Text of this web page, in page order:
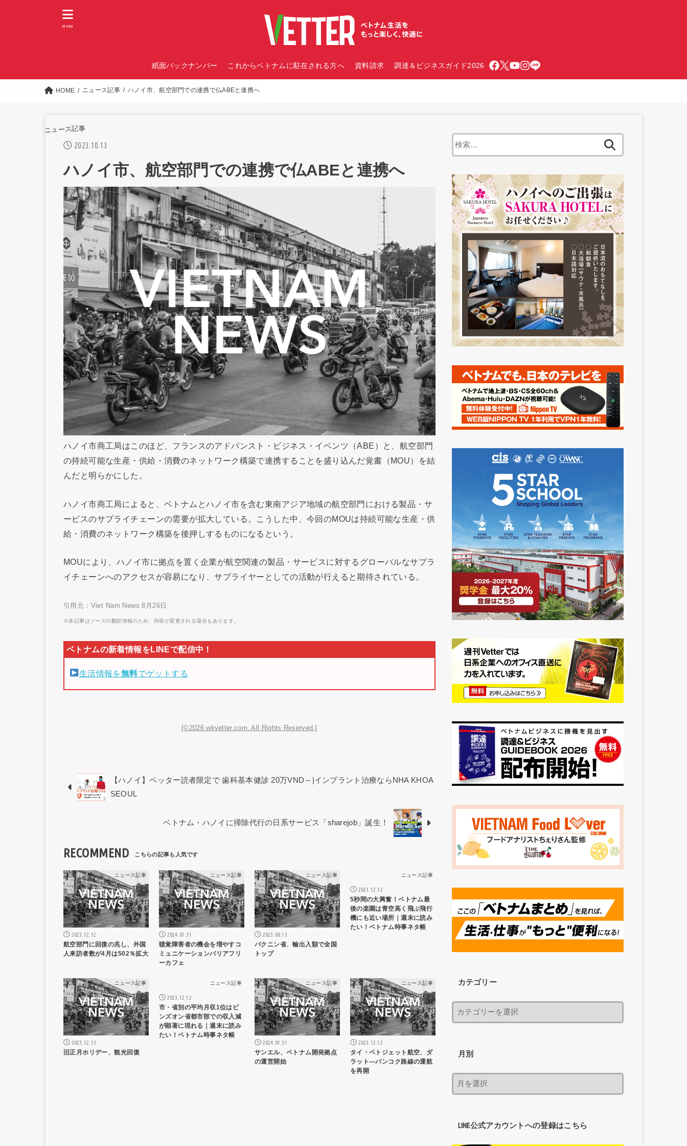
紙面バックナンバー これからベトナムに駐在される方へ 資料請求 調達＆ビジネスガイド2026
MENU
HOME ニュース記事 ハノイ市、航空部門での連携で仏ABEと連携へ
ニュース記事
2023.10.13
ハノイ市、航空部門での連携で仏ABEと連携へ
ハノイ市商工局はこのほど、フランスのアドバンスト・ビジネス・イベンツ（ABE）と、航空部門
の持続可能な生産・供給・消費のネットワーク構築で連携することを盛り込んだ覚書（MOU）を結
んだと明らかにした。
ハノイ市商工局によると、ベトナムとハノイ市を含む東南アジア地域の航空部門における製品・サ
ービスのサプライチェーンの需要が拡大している。こうした中、今回のMOUは持続可能な生産・供
給・消費のネットワーク構築を後押しするものになるという。
MOUにより、ハノイ市に拠点を置く企業が航空関連の製品・サービスに対するグローバルなサプラ
イチェーンへのアクセスが容易になり、サプライヤーとしての活動が行えると期待されている。
引用元：Viet Nam News 8月26日
※本記事はソースの翻訳情報のため、内容が変更される場合もあります。
生活情報を無料でゲットする
[©2026 wkvetter.com. All Rights Reserved.]
【ハノイ】ベッター読者限定で 歯科基本健診 20万VND～|インプラント治療ならNHA KHOA
SEOUL
ベトナム・ハノイに掃除代行の日系サービス「sharejob」誕生！
RECOMMEND
ニュース記事
2023.12.12
航空部門に回復の兆し、外国
人来訪者数が4月は502％拡大
ニュース記事
2024.01.31
聴覚障害者の機会を増やすコ
ミュニケーションバリアフリ
ーカフェ
ニュース記事
2023.08.13
バクニン省、輸出入額で全国
トップ
ニュース記事
2023.12.12
5秒間の大興奮！ベトナム最
後の楽園は青空高く飛ぶ飛行
機にも近い場所｜週末に読み
たい！ベトナム時事ネタ帳
ニュース記事
2023.12.13
旧正月ホリデー、観光回復
ニュース記事
2023.12.12
市・省別の平均月収1位はビ
ンズオン省都市部での収入減
が顕著に現れる｜週末に読み
たい！ベトナム時事ネタ帳
ニュース記事
2024.01.31
サンエル、ベトナム開発拠点
の運営開始
ニュース記事
2023.12.12
タイ・ベトジェット航空、ダ
ラット―バンコク路線の運航
を再開
カテゴリー
月別
LINE公式アカウントへの登録はこちら